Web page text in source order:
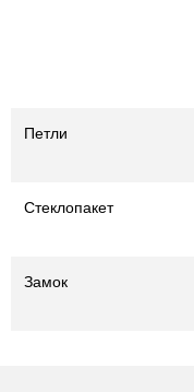
Петли
Стеклопакет
Замок